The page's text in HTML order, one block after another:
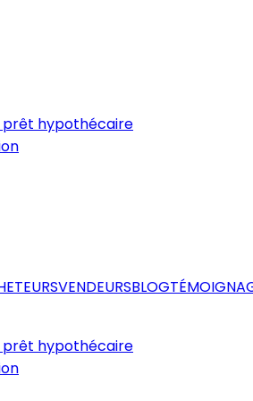
prêt hypothécaire
VENDEURSBLOG
prêt hypothécaire